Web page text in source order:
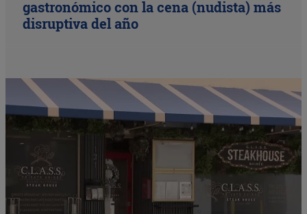
gastronómico con la cena (nudista) más
disruptiva del año